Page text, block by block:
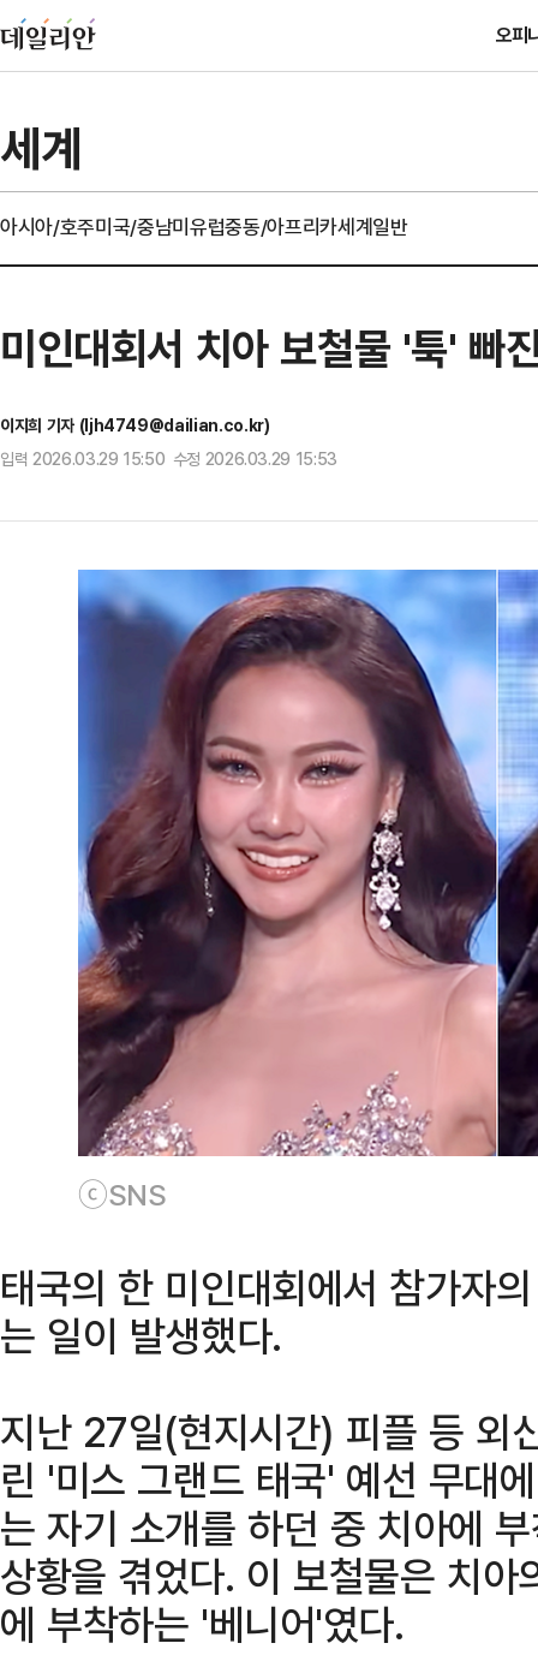
오피
세계
아시아/호주미국/중남미유럽중동/아프리카세계일반
미인대회서 치아 보철물 '툭' 빠
이지희 기자 (ljh4749@dailian.co.kr)
입력 2026.03.29 15:50 수정 2026.03.29 15:53
ⓒSNS
태국의 한 미인대회에서 참가자
는 일이 발생했다.
지난 27일(현지시간) 피플 등 외
린 '미스 그랜드 태국' 예선 무대
는 자기 소개를 하던 중 치아에
상황을 겪었다. 이 보철물은 치
에 부착하는 '베니어'였다.